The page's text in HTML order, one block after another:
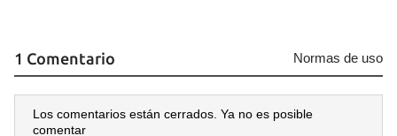
1 Comentario Normas de uso
Los comentarios están cerrados. Ya no es posible
comentar